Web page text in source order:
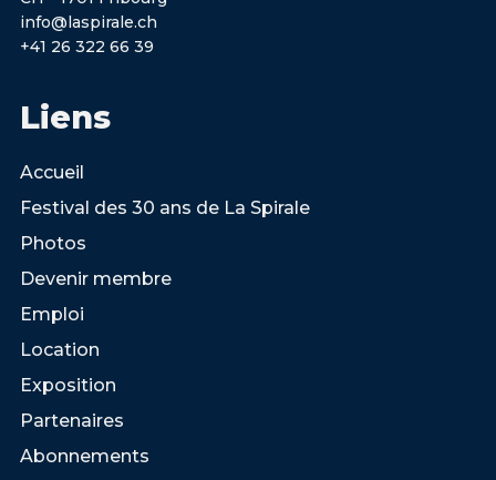
info@laspirale.ch
+41 26 322 66 39
Liens
Accueil
Festival des 30 ans de La Spirale
Photos
Devenir membre
Emploi
Location
Exposition
Partenaires
Abonnements